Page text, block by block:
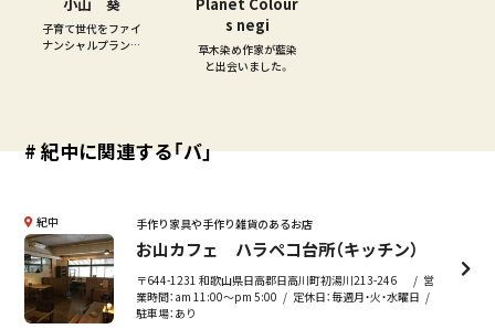
子育て世代をファイ
ナンシャルプランナ
s negi
草木染め作家が藍染
と出会いました。
# 紀中に関連する「バ」
紀中 手作り家具や手作り雑貨のあるお店
お山カフェ ハラペコ台所（キッチン）
〒644-1231 和歌山県日高郡日高川町初湯川213-246
営
業時間：am 11:00～pm 5:00
定休日：毎週月・火・水曜日
駐車場：あり